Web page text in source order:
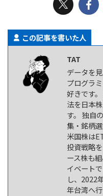
この記事を書いた人
TAT
データを
プログラ
好きです
法を日本
す。 独自
集・銘柄
米国株は
投資戦略
ース株も
イベート
し、2022
年台湾へ